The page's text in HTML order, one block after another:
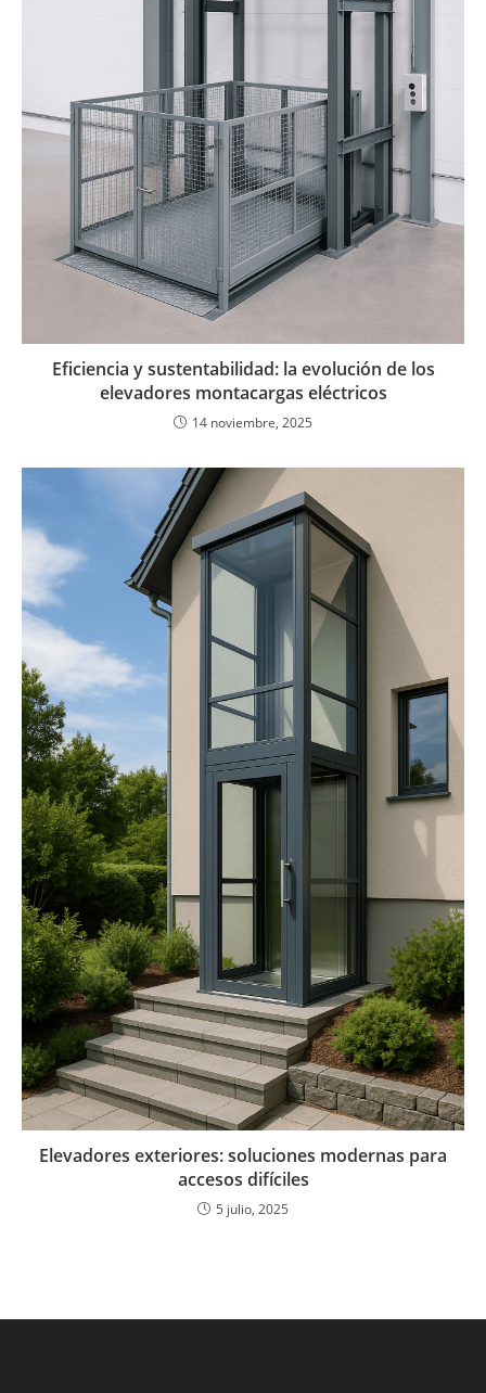
Eficiencia y sustentabilidad: la evolución de los
elevadores montacargas eléctricos
14 noviembre, 2025
Elevadores exteriores: soluciones modernas para
accesos difíciles
5 julio, 2025